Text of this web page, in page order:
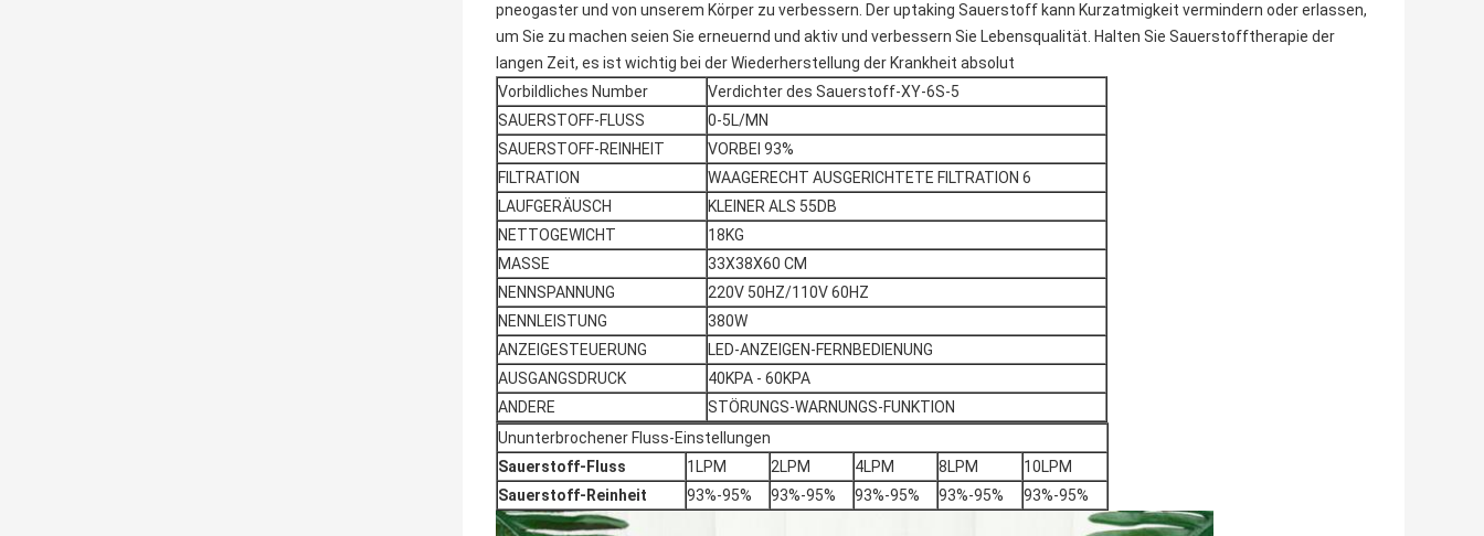
pneogaster und von unserem Körper zu verbessern. Der uptaking Sauerstoff kann Kurzatmigkeit vermindern oder erlassen,
um Sie zu machen seien Sie erneuernd und aktiv und verbessern Sie Lebensqualität. Halten Sie Sauerstofftherapie der
langen Zeit, es ist wichtig bei der Wiederherstellung der Krankheit absolut
Vorbildliches Number
Verdichter des Sauerstoff-XY-6S-5
SAUERSTOFF-FLUSS
0-5L/MN
SAUERSTOFF-REINHEIT
VORBEI 93%
FILTRATION
WAAGERECHT AUSGERICHTETE FILTRATION 6
LAUFGERÄUSCH
KLEINER ALS 55DB
NETTOGEWICHT
18KG
MASSE
33X38X60 CM
NENNSPANNUNG
220V 50HZ/110V 60HZ
NENNLEISTUNG
380W
ANZEIGESTEUERUNG
LED-ANZEIGEN-FERNBEDIENUNG
AUSGANGSDRUCK
40KPA - 60KPA
ANDERE
STÖRUNGS-WARNUNGS-FUNKTION
Ununterbrochener Fluss-Einstellungen
Sauerstoff-Fluss
1LPM 2LPM 4LPM 8LPM
10LPM
Sauerstoff-Reinheit
93%-95% 93%-95% 93%-95% 93%-95% 93%-95%